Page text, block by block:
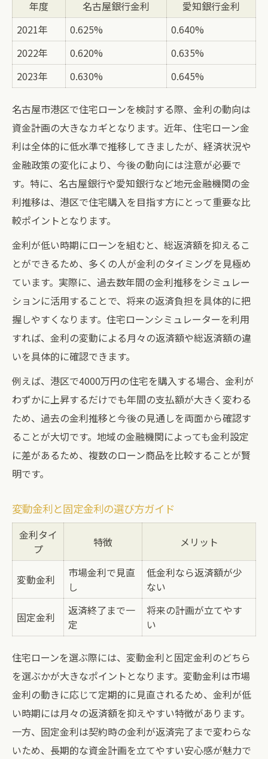
年度 名古屋銀行金利
愛知銀行金利
2021年
0.625%
0.640%
2022年
0.620%
0.635%
2023年
0.630% 0.645%
名古屋市港区で住宅ローンを検討する際、金利の動向は
資金計画の大きなカギとなります。近年、住宅ローン金
利は全体的に低水準で推移してきましたが、経済状況や
金融政策の変化により、今後の動向には注意が必要で
す。特に、名古屋銀行や愛知銀行など地元金融機関の金
利推移は、港区で住宅購入を目指す方にとって重要な比
較ポイントとなります。
金利が低い時期にローンを組むと、総返済額を抑えるこ
とができるため、多くの人が金利のタイミングを見極め
ています。実際に、過去数年間の金利推移をシミュレー
ションに活用することで、将来の返済負担を具体的に把
握しやすくなります。住宅ローンシミュレーターを利用
すれば、金利の変動による月々の返済額や総返済額の違
いを具体的に確認できます。
例えば、港区で4000万円の住宅を購入する場合、金利が
わずかに上昇するだけでも年間の支払額が大きく変わる
ため、過去の金利推移と今後の見通しを両面から確認す
ることが大切です。地域の金融機関によっても金利設定
に差があるため、複数のローン商品を比較することが賢
明です。
変動金利と固定金利の選び方ガイド
金利タイ
プ
特徴 メリット
変動金利
市場金利で見直
し
低金利なら返済額が少
ない
固定金利
返済終了まで一
定
将来の計画が立てやす
い
住宅ローンを選ぶ際には、変動金利と固定金利のどちら
を選ぶかが大きなポイントとなります。変動金利は市場
金利の動きに応じて定期的に見直されるため、金利が低
い時期には月々の返済額を抑えやすい特徴があります。
一方、固定金利は契約時の金利が返済完了まで変わらな
いため、長期的な資金計画を立てやすい安心感が魅力で